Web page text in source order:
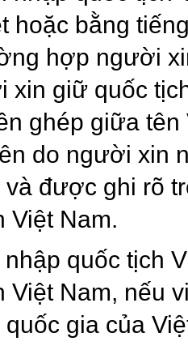
hoặc bằng
hợp người
xin giữ quốc
ghép giữa tên
do người xin
được ghi rõ
Việt Nam.
quốc tịch
Việt Nam, nếu
gia của